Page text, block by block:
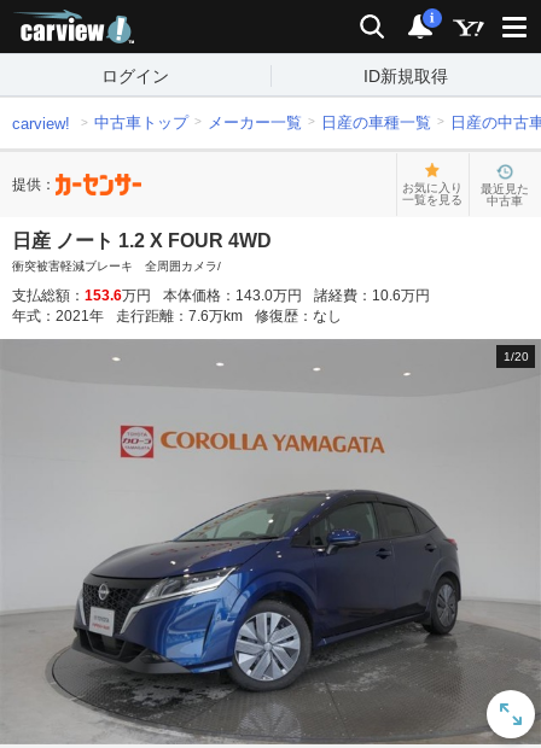
検索 通知
i
ログイン ID新規取得
carview! 中古車トップ メーカー一覧 日産の車種一覧 日産の中古
提供：
お気に入り
一覧を見る
最近見た
中古車
日産 ノート 1.2 X FOUR 4WD
衝突被害軽減ブレーキ 全周囲カメラ/
支払総額： 153.6万円 本体価格： 143.0万円 諸経費： 10.6万円
年式： 2021年 走行距離： 7.6万km 修復歴： なし
1/20